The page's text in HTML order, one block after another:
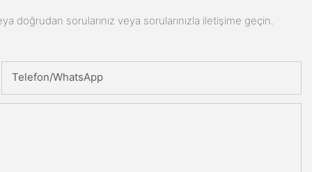
doğrudan sorularınız veya sorularınızla iletişime geçin.
Telefon/WhatsApp